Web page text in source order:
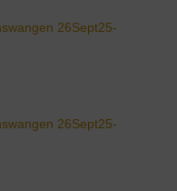
26Sept25-
26Sept25-